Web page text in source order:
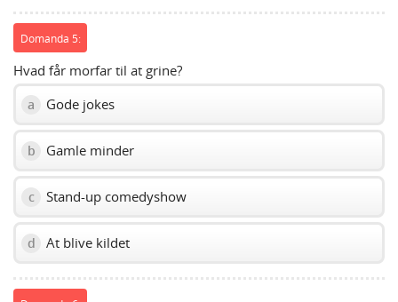
Domanda 5:
Hvad får morfar til at grine?
a Gode jokes
b Gamle minder
c Stand-up comedyshow
d At blive kildet